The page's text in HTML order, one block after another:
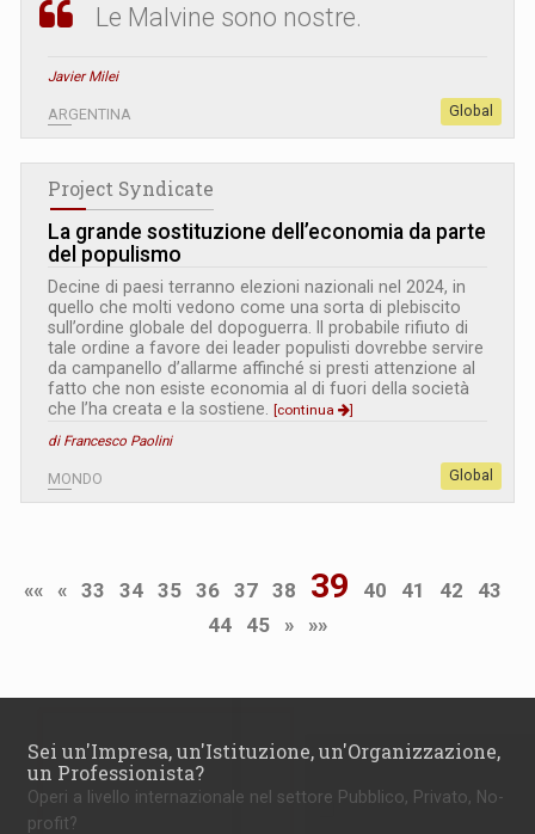
Le Malvine sono nostre.
Javier Milei
ARGENTINA Global
Project Syndicate
La grande sostituzione dell’economia da parte
del populismo
Decine di paesi terranno elezioni nazionali nel 2024, in
quello che molti vedono come una sorta di plebiscito
sull’ordine globale del dopoguerra. Il probabile rifiuto di
tale ordine a favore dei leader populisti dovrebbe servire
da campanello d’allarme affinché si presti attenzione al
fatto che non esiste economia al di fuori della società
che l’ha creata e la sostiene. [continua
]
di Francesco Paolini
MONDO Global
«« « 33 34 35 36 37 38 39 40 41 42
43
44
45 » »»
Sei un'Impresa, un'Istituzione, un'Organizzazione,
un Professionista?
Operi a livello internazionale nel settore Pubblico, Privato, No-
profit?